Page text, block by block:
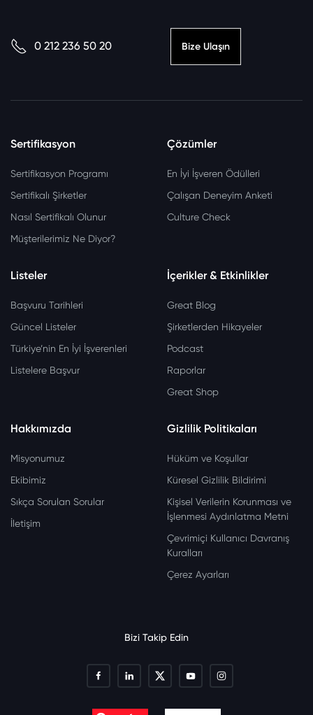
0 212 236 50 20 Bize Ulaşın
Sertifikasyon
Sertifikasyon Programı
Sertifikalı Şirketler
Nasıl Sertifikalı Olunur
Müşterilerimiz Ne Diyor?
Çözümler
En İyi İşveren Ödülleri
Çalışan Deneyim Anketi
Culture Check
Listeler
Başvuru Tarihleri
Güncel Listeler
Türkiye’nin En İyi İşverenleri
Listelere Başvur
İçerikler & Etkinlikler
Great Blog
Şirketlerden Hikayeler
Podcast
Raporlar
Great Shop
Hakkımızda
Misyonumuz
Ekibimiz
Sıkça Sorulan Sorular
İletişim
Gizlilik Politikaları
Hüküm ve Koşullar
Küresel Gizlilik Bildirimi
Kişisel Verilerin Korunması ve
İşlenmesi Aydınlatma Metni
Çevrimiçi Kullanıcı Davranış
Kuralları
Çerez Ayarları
Bizi Takip Edin